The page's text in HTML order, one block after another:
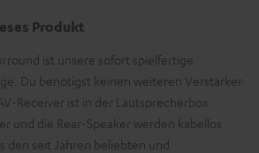
Produkt
ist unsere sofort spielfertige
Du benötigst keinen weiteren Verstärker
Receiver ist in der Lautsprecherbox
und die Rear-Speaker werden kabellos
den seit Jahren beliebten und